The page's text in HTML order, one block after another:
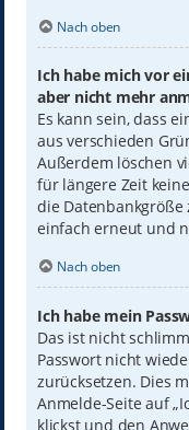
Nach oben
Ich habe mich vor
aber nicht mehr
Es kann sein, dass
aus verschieden
Außerdem löschen
für längere Zeit
die
einfach erneut und
Nach oben
Ich habe mein
Das ist nicht
Passwort nicht
zurücksetzen. Dies
Anmelde-Seite auf
klickst und den